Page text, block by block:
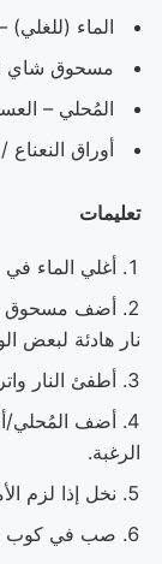
الماء (للغلي) – 10 أونصة (300
مسحوق شاي
المُحلي –
أوراق
تعليمات
أغلي الماء في
أضف مسحوق
نار هادئة لبعض
أطفئ النار واتركه
أضف المُحلي/
الرغبة.
نخل إذا لزم
صب في كوب